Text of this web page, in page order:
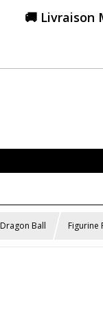
🚚 Livraison
Dragon Ball Figurine